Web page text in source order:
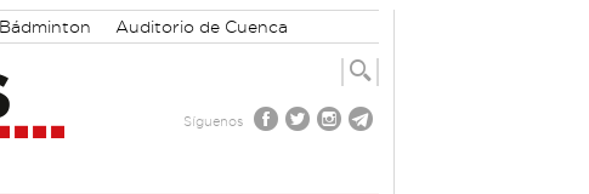
Bádminton
Auditorio de Cuenca
Síguenos